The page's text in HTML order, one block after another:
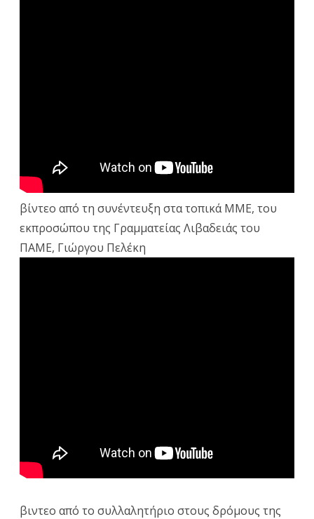
βίντεο από τη συνέντευξη στα τοπικά ΜΜΕ, του
εκπροσώπου της Γραμματείας Λιβαδειάς του
ΠΑΜΕ, Γιώργου Πελέκη
βιντεο από το συλλαλητήριο στους δρόμους της